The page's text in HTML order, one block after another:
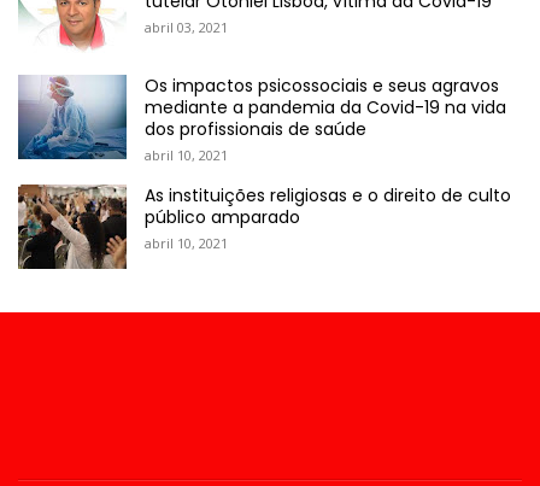
abril 03, 2021
Os impactos psicossociais e seus agravos
mediante a pandemia da Covid-19 na vida
dos profissionais de saúde
abril 10, 2021
As instituições religiosas e o direito de culto
público amparado
abril 10, 2021